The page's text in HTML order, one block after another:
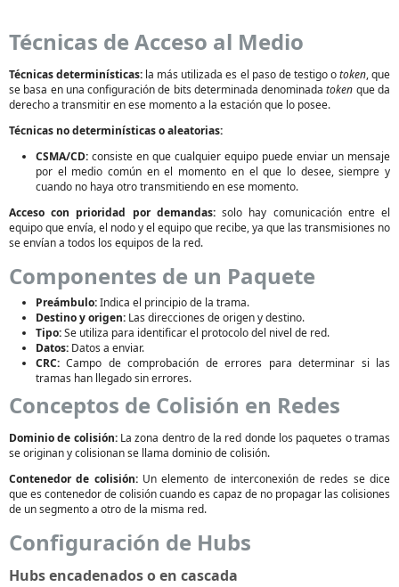
Técnicas de Acceso al Medio
Técnicas determinísticas: la más utilizada es el paso de testigo otoken, que
se basa en una configuración de bits determinada denominadatoken que da
derecho a transmitir en ese momento a la estación que lo posee.
Técnicas no determinísticas o aleatorias:
CSMA/CD: consiste en que cualquier equipo puede enviar un mensaje
por el medio común en el momento en el que lo desee, siempre y
cuando no haya otro transmitiendo en ese momento.
Acceso con prioridad por demandas:solo hay comunicación entre el
equipo que envía, el nodo y el equipo que recibe, ya que las transmisiones no
se envían a todos los equipos de la red.
Componentes de un Paquete
Preámbulo:Indica el principio de la trama.
Destino y origen: Las direcciones de origen y destino.
Tipo:Se utiliza para identificar el protocolo del nivel de red.
Datos: Datos a enviar.
CRC: Campo de comprobación de errores para determinar si las
tramas han llegado sin errores.
Conceptos de Colisión en Redes
Dominio de colisión:La zona dentro de la red donde los paquetes o tramas
se originan y colisionan se llama dominio de colisión.
Contenedor de colisión:Un elemento de interconexión de redes se dice
que es contenedor de colisión cuando es capaz de no propagar las colisiones
de un segmento a otro de la misma red.
Configuración de Hubs
Hubs encadenados o en cascada